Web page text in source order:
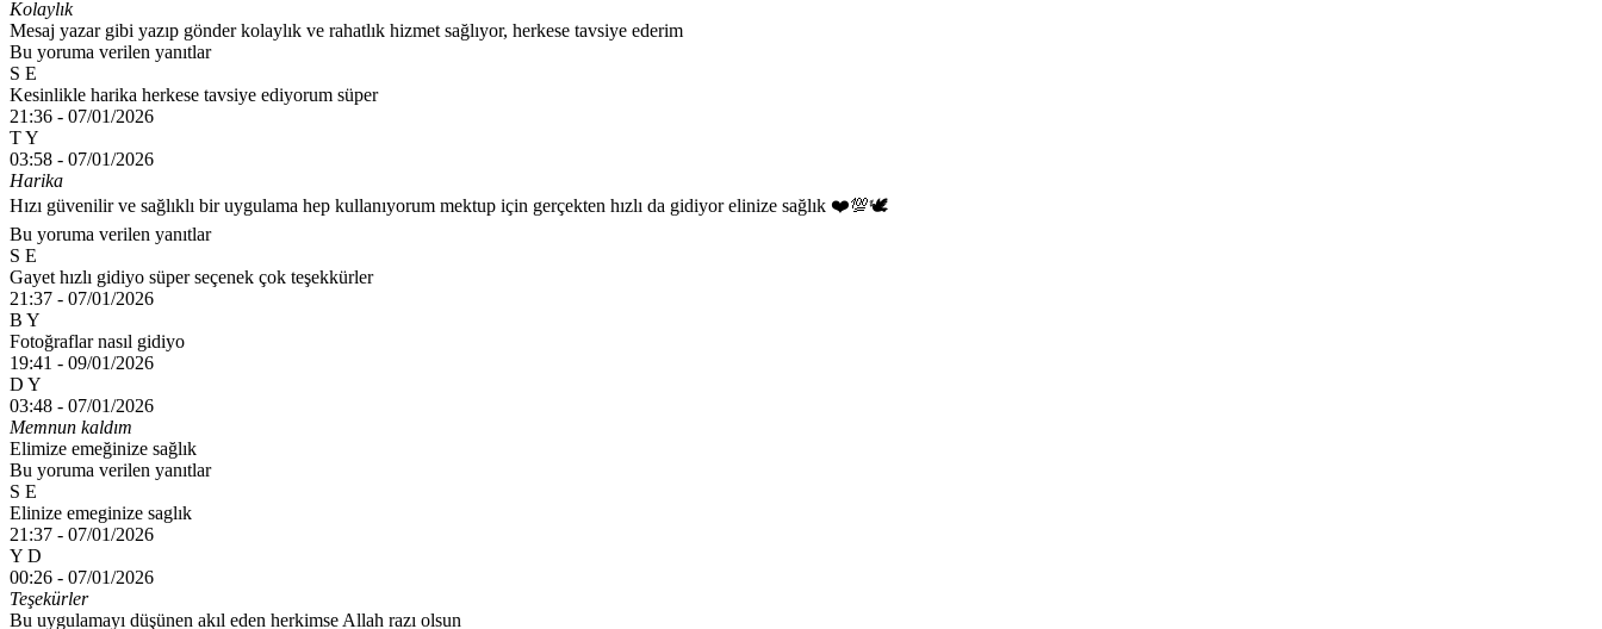
Kolaylık
Mesaj yazar gibi yazıp gönder kolaylık ve rahatlık hizmet sağlıyor, herkese tavsiye ederim
Bu yoruma verilen yanıtlar
S E
Kesinlikle harika herkese tavsiye ediyorum süper
21:36 - 07/01/2026
T Y
03:58 - 07/01/2026
Harika
Hızı güvenilir ve sağlıklı bir uygulama hep kullanıyorum mektup için gerçekten hızlı da gidiyor elinize sağlık ❤️💯🕊
Bu yoruma verilen yanıtlar
S E
Gayet hızlı gidiyo süper seçenek çok teşekkürler
21:37 - 07/01/2026
B Y
Fotoğraflar nasıl gidiyo
19:41 - 09/01/2026
D Y
03:48 - 07/01/2026
Memnun kaldım
Elimize emeğinize sağlık
Bu yoruma verilen yanıtlar
S E
Elinize emeginize saglık
21:37 - 07/01/2026
Y D
00:26 - 07/01/2026
Teşekürler
Bu uygulamayı düşünen akıl eden herkimse Allah razı olsun